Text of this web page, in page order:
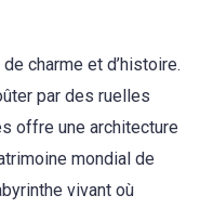
charme et d’histoire.
par des ruelles
offre une architecture
mondial de
vivant où